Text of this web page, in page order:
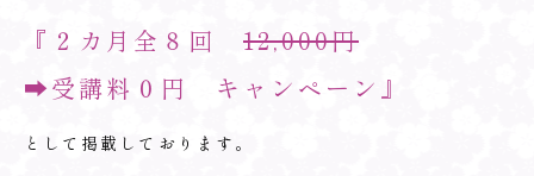
『２カ月全８回 12,000円
➡受講料０円 キャンペーン』
として掲載しております。